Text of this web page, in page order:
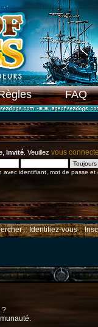
FAQ
Invité . Veuillez vous
avec identifiant, mot de passe et
::Identifiez-vous::
?